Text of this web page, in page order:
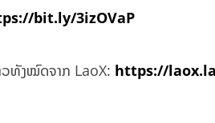
bit.ly/3izOVaP
ວທັງໝົດຈາກ LaoX: https://